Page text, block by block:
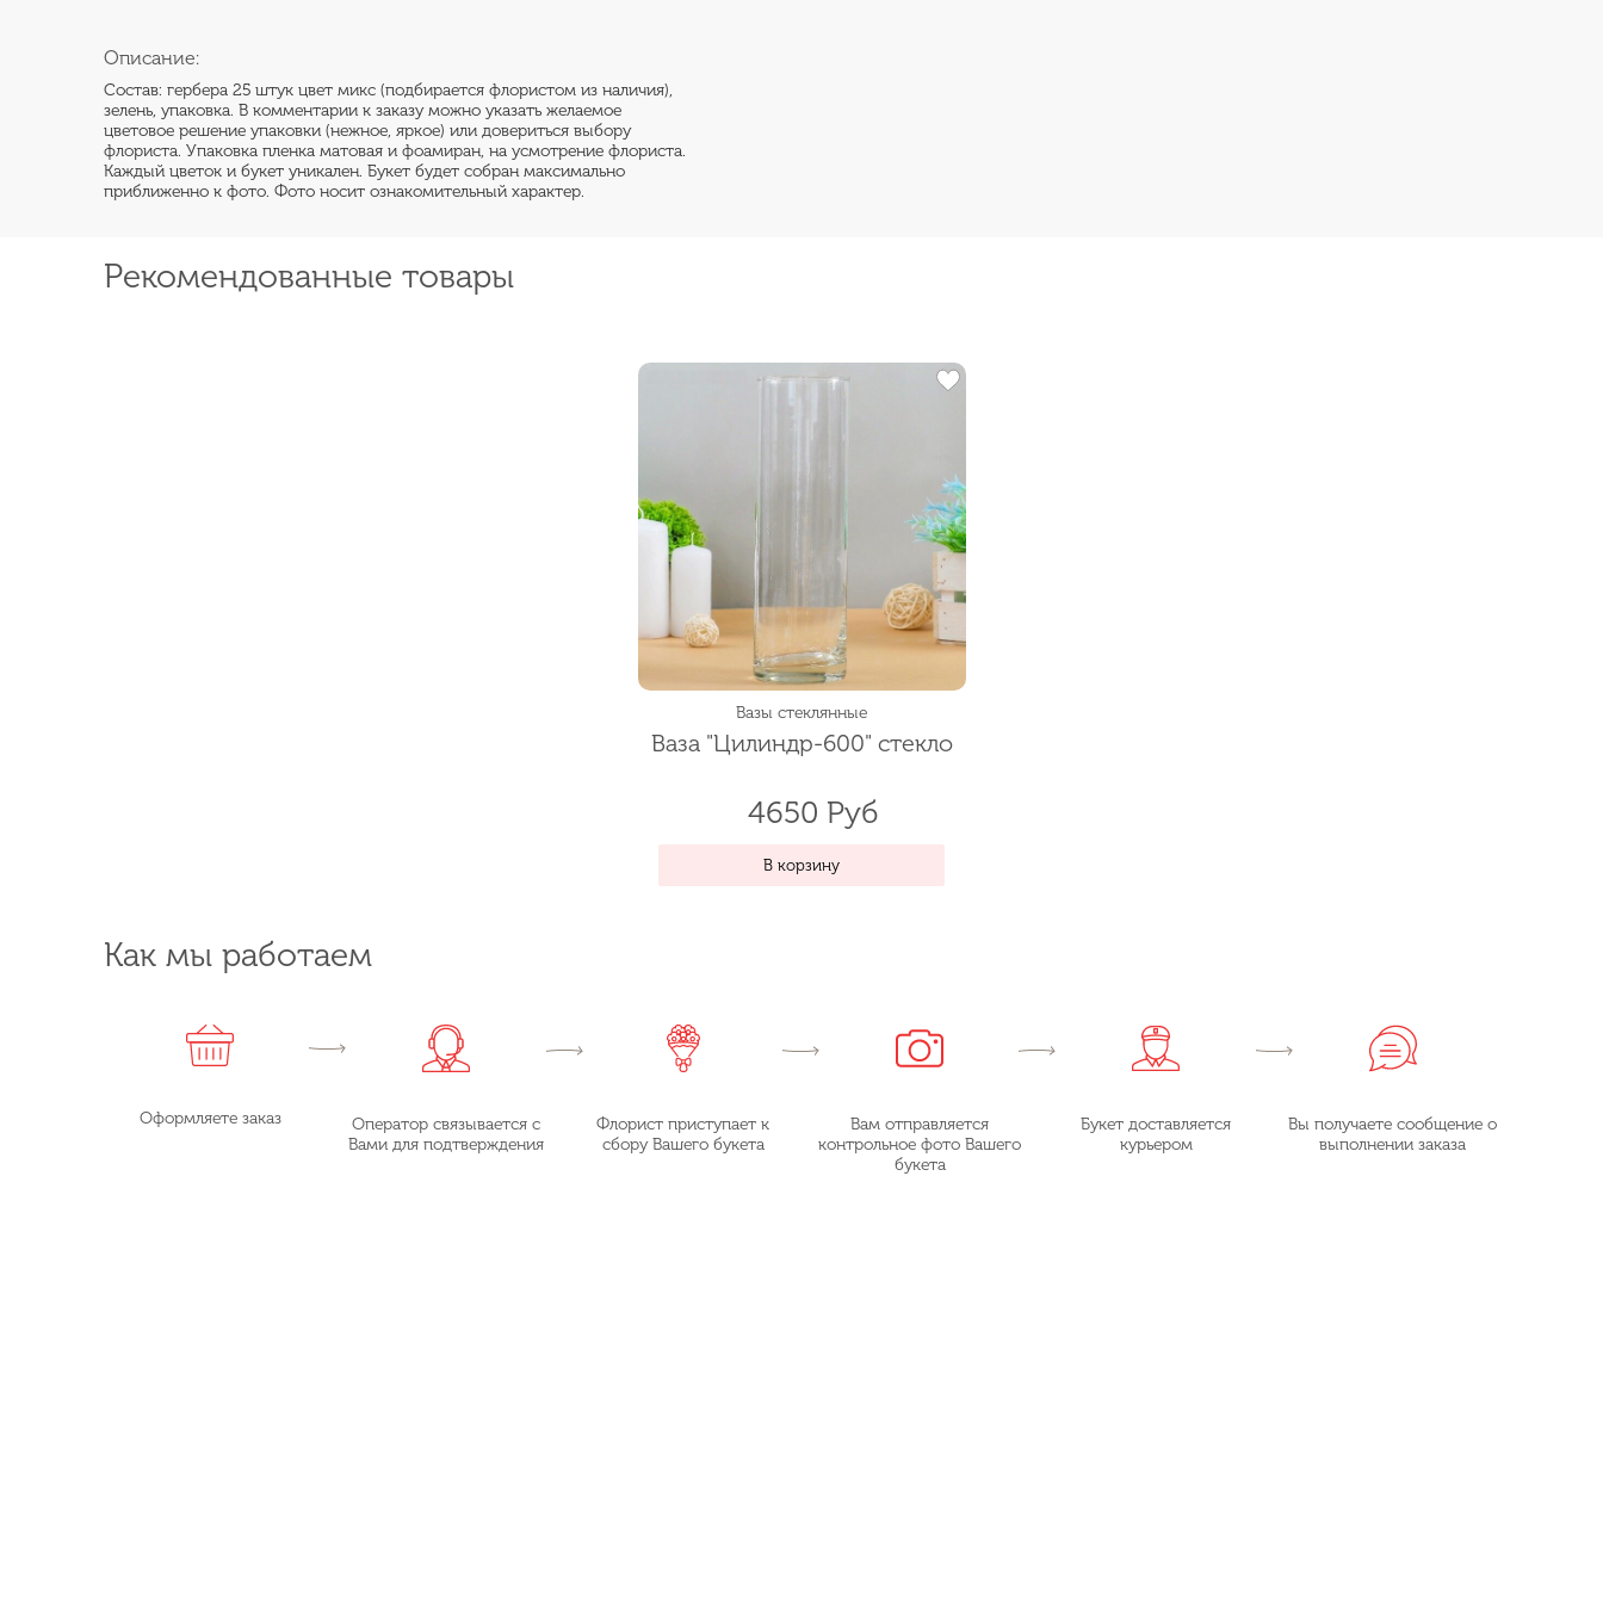
Описание:
Состав: гербера 25 штук цвет микс (подбирается флористом из наличия),
зелень, упаковка. В комментарии к заказу можно указать желаемое
цветовое решение упаковки (нежное, яркое) или довериться выбору
флориста. Упаковка пленка матовая и фоамиран, на усмотрение флориста.
Каждый цветок и букет уникален. Букет будет собран максимально
приближенно к фото. Фото носит ознакомительный характер.
Рекомендованные товары
Вазы стеклянные
Ваза "Цилиндр-600" стекло
4650 Руб
В корзину
Как мы работаем
Оформляете заказ
Оператор связывается с
Вами для подтверждения
Флорист приступает к
сбору Вашего букета
Вам отправляется
контрольное фото Вашего
букета
Букет доставляется
курьером
Вы получаете сообщение о
выполнении заказа